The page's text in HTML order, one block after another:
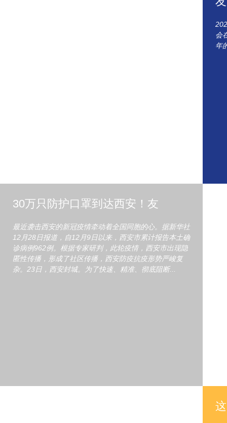
30万只防护口罩到达西安！友
最近袭击西安的新冠疫情牵动着全国同胞的心。据新华社
12月28日报道，自12月9日以来，西安市累计报告本土确
诊病例962例。根据专家研判，此轮疫情，西安市出现隐
匿性传播，形成了社区传播，西安防疫抗疫形势严峻复
杂。23日，西安封城。为了快速、精准、彻底阻断...
会
年